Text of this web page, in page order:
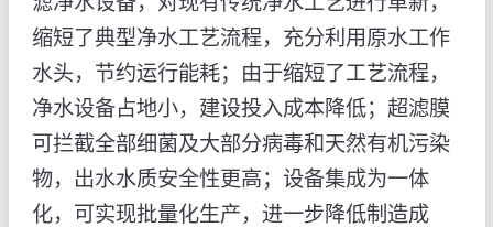
缩短了典型净水工艺流程，充分利用原水工作
水头，节约运行能耗；由于缩短了工艺流程，
净水设备占地小，建设投入成本降低；超滤膜
可拦截全部细菌及大部分病毒和天然有机污染
物，出水水质安全性更高；设备集成为一体
化，可实现批量化生产，进一步降低制造成